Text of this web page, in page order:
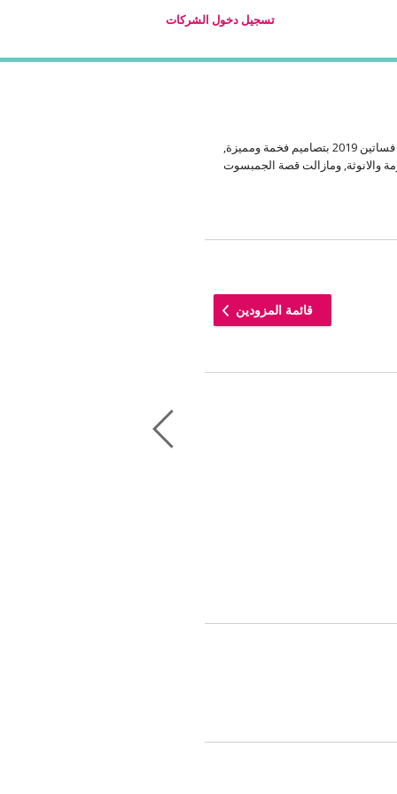
تسجيل دخول الشركات
تميزت فساتين سهرة 2019 بموديلات وقصات فساتين مميزة وجديدة, وكما شهدنا في عروض الأازياء الاخيرة التي حوت موديلات فساتين 2019 بتصاميم فخمة ومميزة,
الأوف شولدر التي انتشرت مؤخراً لتضفي على فساتين 2019 لمسة من النعومة والانوثة, ومازالت قصة الجمبسوت
قائمة المزودين